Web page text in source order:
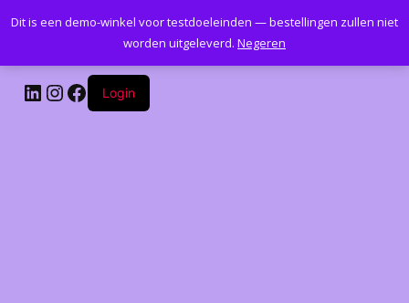
Kantoormeubelenplus.com
LinkedIn
Instagram
Facebook
Login
Dit is een demo-winkel voor testdoeleinden — bestellingen zullen niet
worden uitgeleverd. Negeren